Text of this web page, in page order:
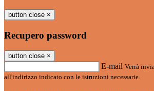
button close ×
Recupero password
button close ×
E-mail Verrà
all'indirizzo indicato con le istruzioni necessarie.